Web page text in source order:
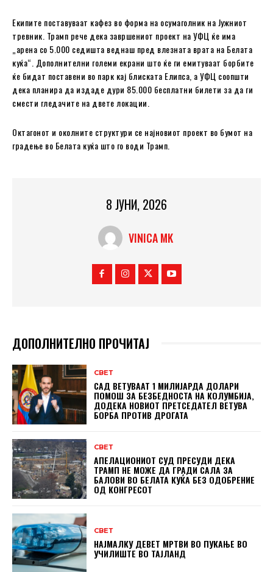
Екипите поставуваат кафез во форма на осумаголник на Јужниот
тревник. Трамп рече дека завршениот проект на УФЦ ќе има
„арена со 5.000 седишта веднаш пред влезната врата на Белата
куќа“. Дополнителни големи екрани што ќе ги емитуваат борбите
ќе бидат поставени во парк кај блиската Елипса, а УФЦ соопшти
дека планира да издаде дури 85.000 бесплатни билети за да ги
смести гледачите на двете локации.
Октагонот и околните структури се најновиот проект во бумот на
градење во Белата куќа што го води Трамп.
8 ЈУНИ, 2026
VINICA MK
ДОПОЛНИТЕЛНО ПРОЧИТАЈ
СВЕТ
САД ВЕТУВААТ 1 МИЛИЈАРДА ДОЛАРИ
ПОМОШ ЗА БЕЗБЕДНОСТА НА КОЛУМБИЈА,
ДОДЕКА НОВИОТ ПРЕТСЕДАТЕЛ ВЕТУВА
БОРБА ПРОТИВ ДРОГАТА
СВЕТ
АПЕЛАЦИОНИОТ СУД ПРЕСУДИ ДЕКА
ТРАМП НЕ МОЖЕ ДА ГРАДИ САЛА ЗА
БАЛОВИ ВО БЕЛАТА КУЌА БЕЗ ОДОБРЕНИЕ
ОД КОНГРЕСОТ
СВЕТ
НАЈМАЛКУ ДЕВЕТ МРТВИ ВО ПУКАЊЕ ВО
УЧИЛИШТЕ ВО ТАЈЛАНД